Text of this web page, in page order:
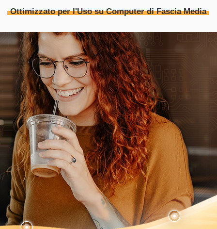
Ottimizzato per l'Uso su Computer di Fascia Media